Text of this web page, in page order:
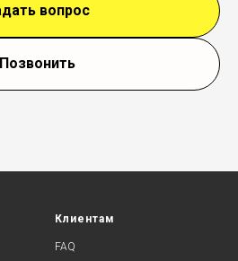
вопрос
Позвонить
Клиентам
FAQ